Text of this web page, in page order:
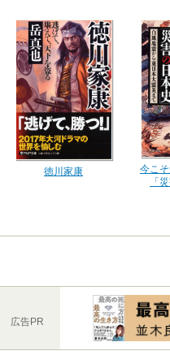
徳川家康
今こ
「
広告PR